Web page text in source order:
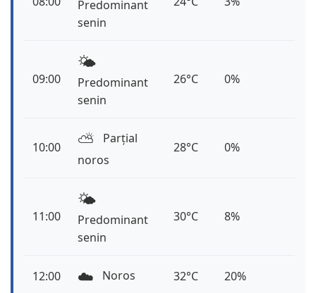
Predominant
senin
09:00
🌤️
Predominant
senin
26°C 0%
10:00 ⛅️
Parțial
noros
28°C 0%
11:00
🌤️
Predominant
senin
30°C 8%
12:00 ☁️ Noros 32°C 20%